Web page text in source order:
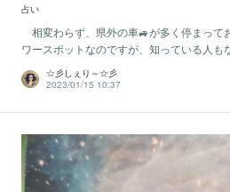
占い
相変わらず、県外の車🚙が多く停まって
ワースポットなのですが、知っている人も
☆彡しぇり～☆彡
2023/01/15 10:37